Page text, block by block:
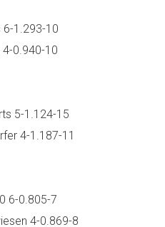
6-1.293-10
0.940-10
5-1.124-15
4-1.187-11
6-0.805-7
4-0.869-8